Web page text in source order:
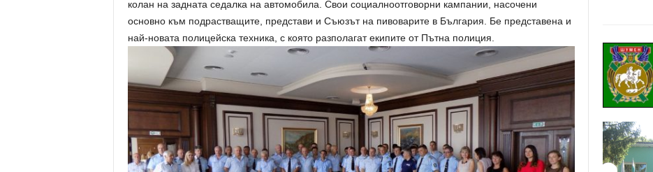
колан на задната седалка на автомобила. Свои социалноотговорни кампании, насочени
основно към подрастващите, представи и Съюзът на пивоварите в България. Бе представена и
най-новата полицейска техника, с която разполагат екипите от Пътна полиция.